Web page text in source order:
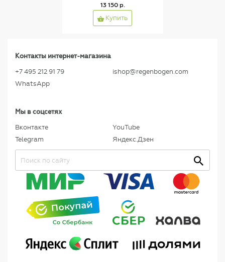
13 150 р.
Купить
Контакты интернет-магазина
+7 495 212 91 79
WhatsApp
ishop@regenbogen.com
Мы в соцсетях
Вконтакте
Telegram
YouTube
Яндекс.Дзен